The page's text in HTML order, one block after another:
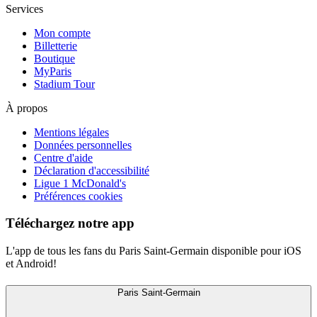
Services
Mon compte
Billetterie
Boutique
MyParis
Stadium Tour
À propos
Mentions légales
Données personnelles
Centre d'aide
Déclaration d'accessibilité
Ligue 1 McDonald's
Préférences cookies
Téléchargez notre app
L'app de tous les fans du Paris Saint-Germain disponible pour iOS
et Android!
Paris Saint-Germain